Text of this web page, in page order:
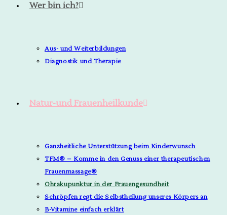
Wer bin ich?
Aus- und Weiterbildungen
Diagnostik und Therapie
Natur-und Frauenheilkunde
Ganzheitliche Unterstützung beim Kinderwunsch
TFM® – Komme in den Genuss einer therapeutischen
Frauenmassage®
Ohrakupunktur in der Frauengesundheit
Schröpfen regt die Selbstheilung unseres Körpers an
B-Vitamine einfach erklärt